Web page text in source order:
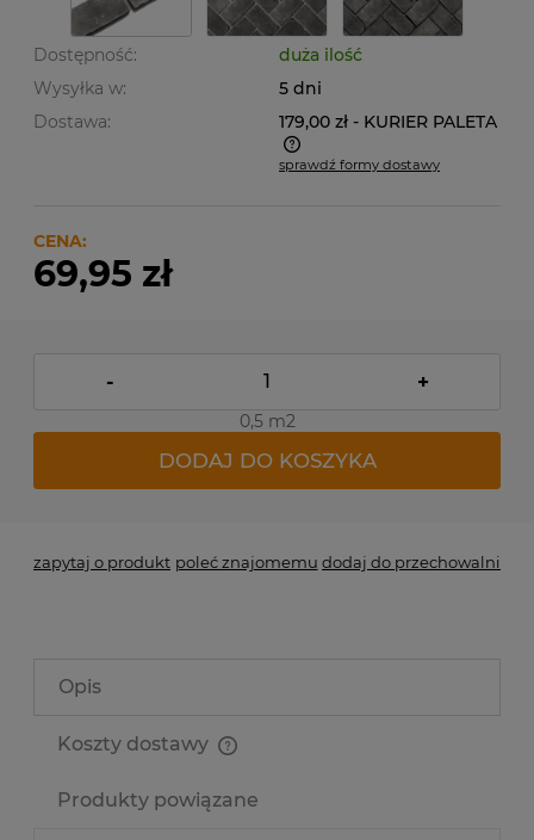
Dostępność:
duża ilość
Wysyłka w:
5 dni
Dostawa:
179,00 zł - KURIER PALETA
Cena nie zawiera ewentualnych kosztów płatności
sprawdź formy dostawy
CENA:
69,95 zł
- +
0,5 m2
DODAJ DO KOSZYKA
zapytaj o produkt poleć znajomemu dodaj do przechowalni
Opis
Koszty dostawy
Produkty powiązane